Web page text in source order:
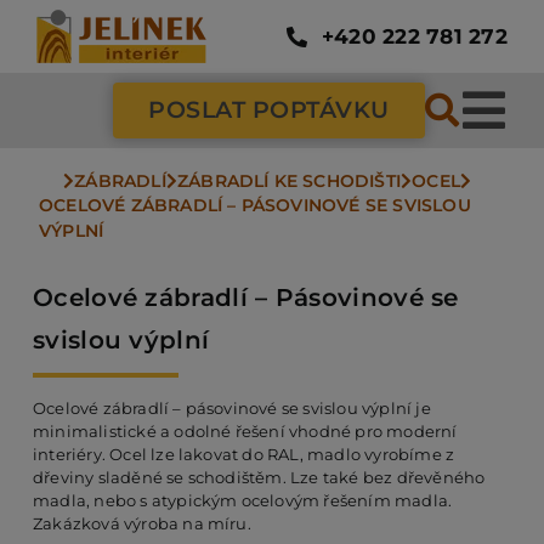
Přeskočit
obsah
+420 222 781 272
POSLAT POPTÁVKU
ZÁBRADLÍ ZÁBRADLÍ KE SCHODIŠTI OCEL
OCELOVÉ ZÁBRADLÍ – PÁSOVINOVÉ SE SVISLOU
VÝPLNÍ
Ocelové zábradlí – Pásovinové se
svislou výplní
Ocelové zábradlí – pásovinové se svislou výplní je
minimalistické a odolné řešení vhodné pro moderní
interiéry. Ocel lze lakovat do RAL, madlo vyrobíme z
dřeviny sladěné se schodištěm. Lze také bez dřevěného
madla, nebo s atypickým ocelovým řešením madla.
Zakázková výroba na míru.